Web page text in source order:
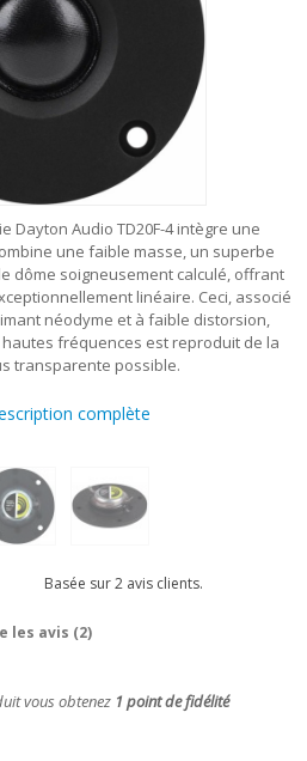
Dayton Audio TD20F-4 intègre une
une faible masse, un superbe
dôme soigneusement calculé, offrant
linéaire. Ceci, associé
néodyme et à faible distorsion,
fréquences est reproduit de la
transparente possible.
complète
Basée sur2 avis clients.
les avis (2)
vous obtenez 1 point de fidélité